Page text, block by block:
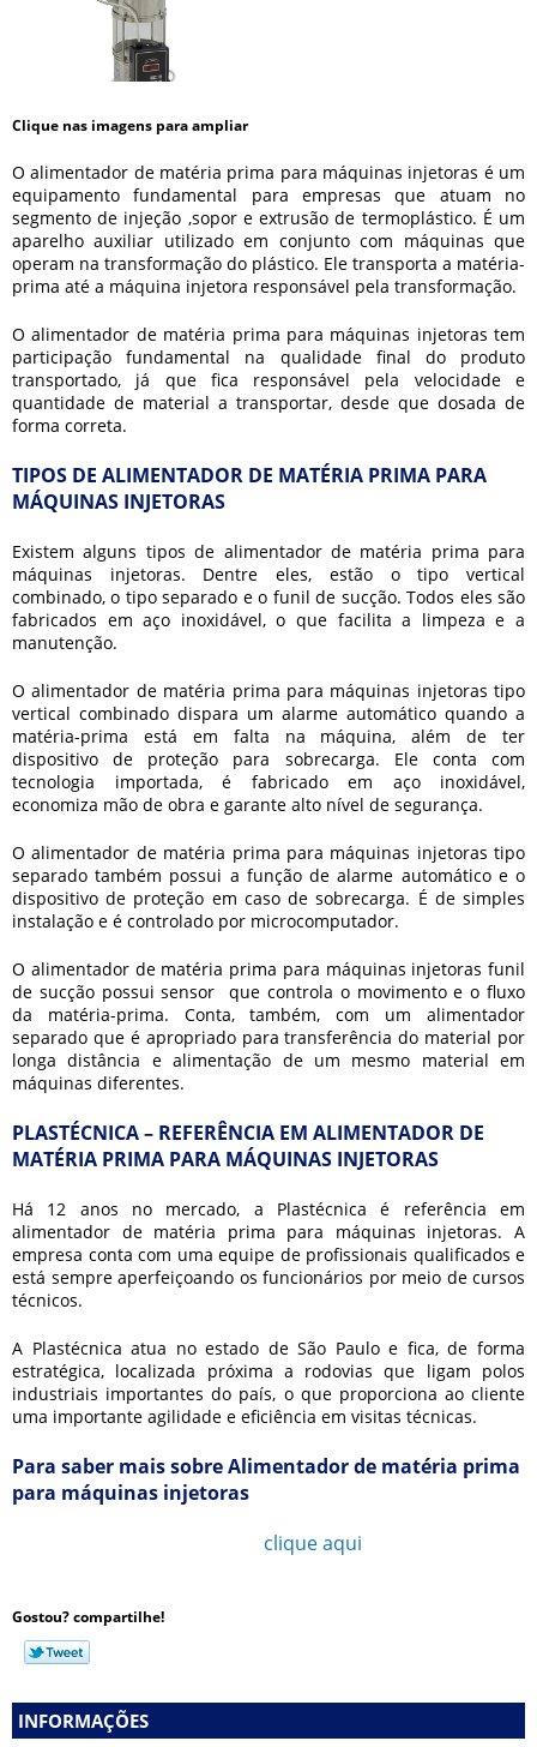
Clique nas imagens para ampliar
Oalimentador de matéria prima para máquinas injetoras é um
equipamento fundamental para empresas que atuam no
segmento de injeção ,sopor e extrusão de termoplástico. É um
aparelho auxiliar utilizado em conjunto com máquinas que
operam na transformação do plástico. Ele transporta a matéria-
prima até a máquina injetora responsável pela transformação.
Oalimentador de matéria prima para máquinas injetoras tem
participação fundamental na qualidade final do produto
transportado, já que fica responsável pela velocidade e
quantidade de material a transportar, desde que dosada de
forma correta.
TIPOS DE ALIMENTADOR DE MATÉRIA PRIMA PARA
MÁQUINAS INJETORAS
Existem alguns tipos de alimentador de matéria prima para
máquinas injetoras. Dentre eles, estão o tipo vertical
combinado, o tipo separado e o funil de sucção. Todos eles são
fabricados em aço inoxidável, o que facilita a limpeza e a
manutenção.
Oalimentador de matéria prima para máquinas injetoras tipo
vertical combinado dispara um alarme automático quando a
matéria-prima está em falta na máquina, além de ter
dispositivo de proteção para sobrecarga. Ele conta com
tecnologia importada, é fabricado em aço inoxidável,
economiza mão de obra e garante alto nível de segurança.
Oalimentador de matéria prima para máquinas injetoras tipo
separado também possui a função de alarme automático e o
dispositivo de proteção em caso de sobrecarga. É de simples
instalação e é controlado por microcomputador.
O alimentador de matéria prima para máquinas injetoras funil
de sucção possui sensor que controla o movimento e o fluxo
da matéria-prima. Conta, também, com um alimentador
separado que é apropriado para transferência do material por
longa distância e alimentação de um mesmo material em
máquinas diferentes.
PLASTÉCNICA – REFERÊNCIA EM ALIMENTADOR DE
MATÉRIA PRIMA PARA MÁQUINAS INJETORAS
Há 12 anos no mercado, a Plastécnica é referência em
alimentador de matéria prima para máquinas injetoras. A
empresa conta com uma equipe de profissionais qualificados e
está sempre aperfeiçoando os funcionários por meio de cursos
técnicos.
A Plastécnica atua no estado de São Paulo e fica, de forma
estratégica, localizada próxima a rodovias que ligam polos
industriais importantes do país, o que proporciona ao cliente
uma importante agilidade e eficiência em visitas técnicas.
Para saber mais sobre Alimentador de matéria prima
para máquinas injetoras
clique aqui
Gostou? compartilhe!
INFORMAÇÕES